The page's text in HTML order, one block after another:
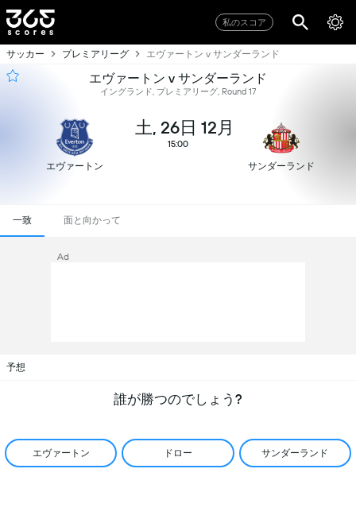
私のスコア
サッカー プレミアリーグ エヴァートン v サンダーランド
エヴァートン v サンダーランド
イングランド, プレミアリーグ, Round 17
エヴァートン
土, 26日 12月
15:00
サンダーランド
一致 面と向かって
Ad
予想
誰が勝つのでしょう?
エヴァートン ドロー サンダーランド